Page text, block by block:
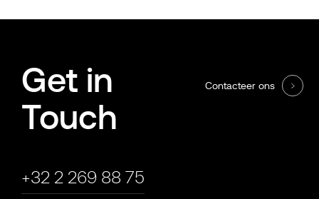
Get in
Touch
+32 2 269 88 75
Contacteer ons